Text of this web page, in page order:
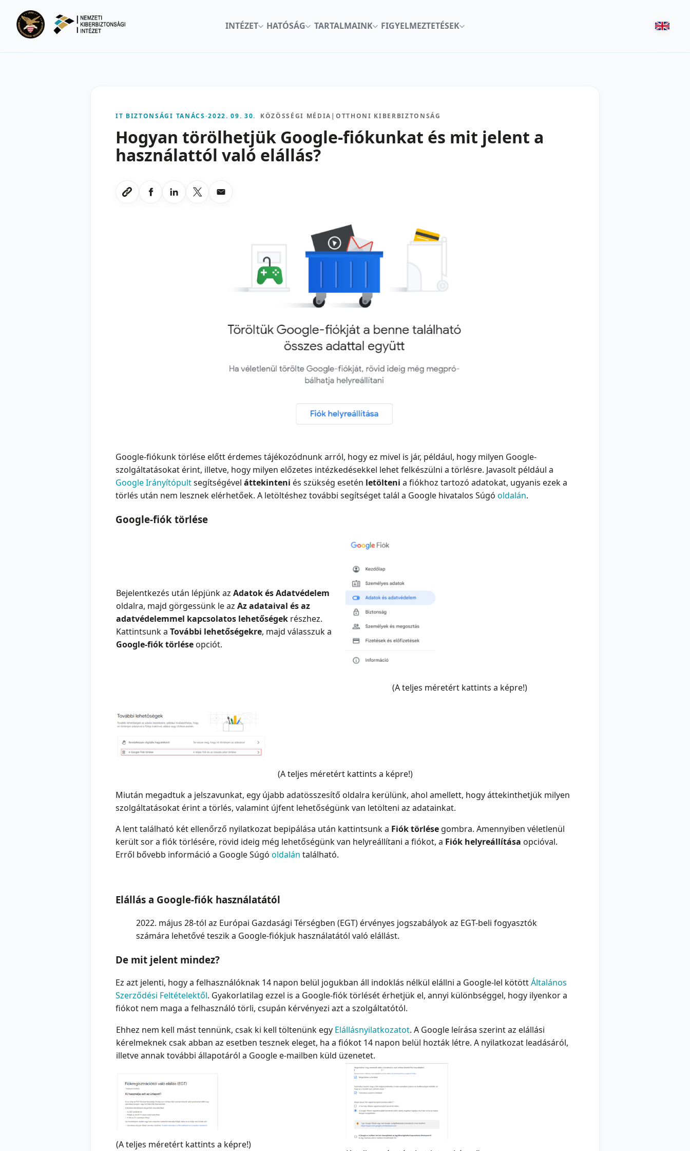
INTÉZET
HATÓSÁG TARTALMAINK FIGYELMEZTETÉSEK
IT BIZTONSÁGI TANÁCS-2022. 09. 30. KÖZÖSSÉGI MÉDIA | OTTHONI KIBERBIZTONSÁG
Hogyan törölhetjük Google-fiókunkat és mit jelent a
használattól való elállás?
Link masolasa
Megosztas Facebookon
Megosztas LinkedInen
Megosztas X-en
Megosztas emailben
Google-fiókunk törlése előtt érdemes tájékozódnunk arról, hogy ez mivel is jár, például, hogy milyen Google-
szolgáltatásokat érint, illetve, hogy milyen előzetes intézkedésekkel lehet felkészülni a törlésre. Javasolt például a
Google Irányítópultsegítségével áttekinteni és szükség esetén letölteni a fiókhoz tartozó adatokat, ugyanis ezek a
törlés után nem lesznek elérhetőek. A letöltéshez további segítséget talál a Google hivatalos Súgó oldalán.
Google-fiók törlése
Bejelentkezés után lépjünk az Adatok és Adatvédelem
oldalra, majd görgessünk le az Az adataival és az
adatvédelemmel kapcsolatos lehetőségek részhez.
Kattintsunk a További lehetőségekre, majd válasszuk a
Google-fiók törlése opciót.
(A teljes méretért kattints a képre!)
(A teljes méretért kattints a képre!)
Miután megadtuk a jelszavunkat, egy újabb adatösszesítő oldalra kerülünk, ahol amellett, hogy áttekinthetjük milyen
szolgáltatásokat érint a törlés, valamint újfent lehetőségünk van letölteni az adatainkat.
A lent található két ellenőrző nyilatkozat bepipálása után kattintsunk a Fiók törlése gombra. Amennyiben véletlenül
került sor a fiók törlésére, rövid ideig még lehetőségünk van helyreállítani a fiókot, a Fiók helyreállítása opcióval.
Erről bővebb információ a Google Súgó oldalán található.
Elállás a Google-fiók használatától
2022. május 28-tól az Európai Gazdasági Térségben (EGT) érvényes jogszabályok az EGT-beli fogyasztók
számára lehetővé teszik a Google-fiókjuk használatától való elállást.
De mit jelent mindez?
Ez azt jelenti, hogy a felhasználóknak 14 napon belül jogukban áll indoklás nélkül elállni a Google-lel kötöttÁltalános
Szerződési Feltételektől. Gyakorlatilag ezzel is a Google-fiók törlését érhetjük el, annyi különbséggel, hogy ilyenkor a
fiókot nem maga a felhasználó törli, csupán kérvényezi azt a szolgáltatótól.
Ehhez nem kell mást tennünk, csak ki kell töltenünk egy Elállásnyilatkozatot. A Google leírása szerint az elállási
kérelmeknek csak abban az esetben tesznek eleget, ha a fiókot 14 napon belül hozták létre. A nyilatkozat leadásáról,
illetve annak további állapotáról a Google e-mailben küld üzenetet.
(A teljes méretért kattints a képre!)